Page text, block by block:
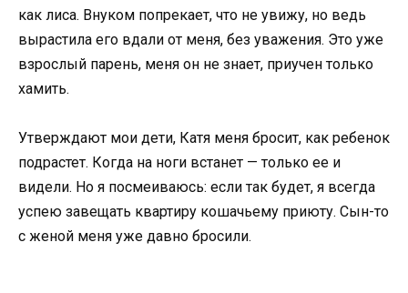
как лиса. Внуком попрекает, что не увижу, но ведь
вырастила его вдали от меня, без уважения. Это уже
взрослый парень, меня он не знает, приучен только
хамить.
Утверждают мои дети, Катя меня бросит, как ребенок
подрастет. Когда на ноги встанет — только ее и
видели. Но я посмеиваюсь: если так будет, я всегда
успею завещать квартиру кошачьему приюту. Сын-то
с женой меня уже давно бросили.